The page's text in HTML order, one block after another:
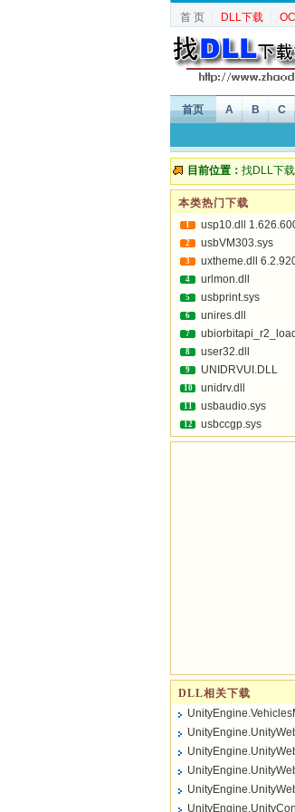
首 页┆ DLL下载┆
首页 A B C
目前位置： 找DLL下
本类热门下载
1 usp10.dll
2 usbVM303.sys
3 uxtheme.dll
4 urlmon.dll
5 usbprint.sys
6 unires.dll
7
8 user32.dll
9 UNIDRVUI.DLL
10 unidrv.dll
11 usbaudio.sys
12 usbccgp.sys
DLL相关下载